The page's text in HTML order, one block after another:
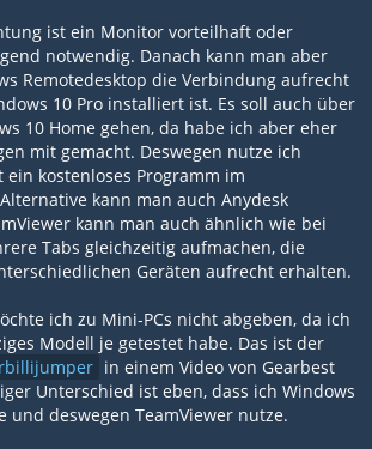
ist ein Monitor vorteilhaft oder
notwendig. Danach kann man aber
Remotedesktop die Verbindung aufrecht
10 Pro installiert ist. Es soll auch über
10 Home gehen, da habe ich aber eher
mit gemacht. Deswegen nutze ich
ein kostenloses Programm im
kann man auch Anydesk
kann man auch ähnlich wie bei
Tabs gleichzeitig aufmachen, die
Geräten aufrecht erhalten.
ich zu Mini-PCs nicht abgeben, da ich
Modell je getestet habe. Das ist der
in einem Video von Gearbest
Unterschied ist eben, dass ich Windows
und deswegen TeamViewer nutze.